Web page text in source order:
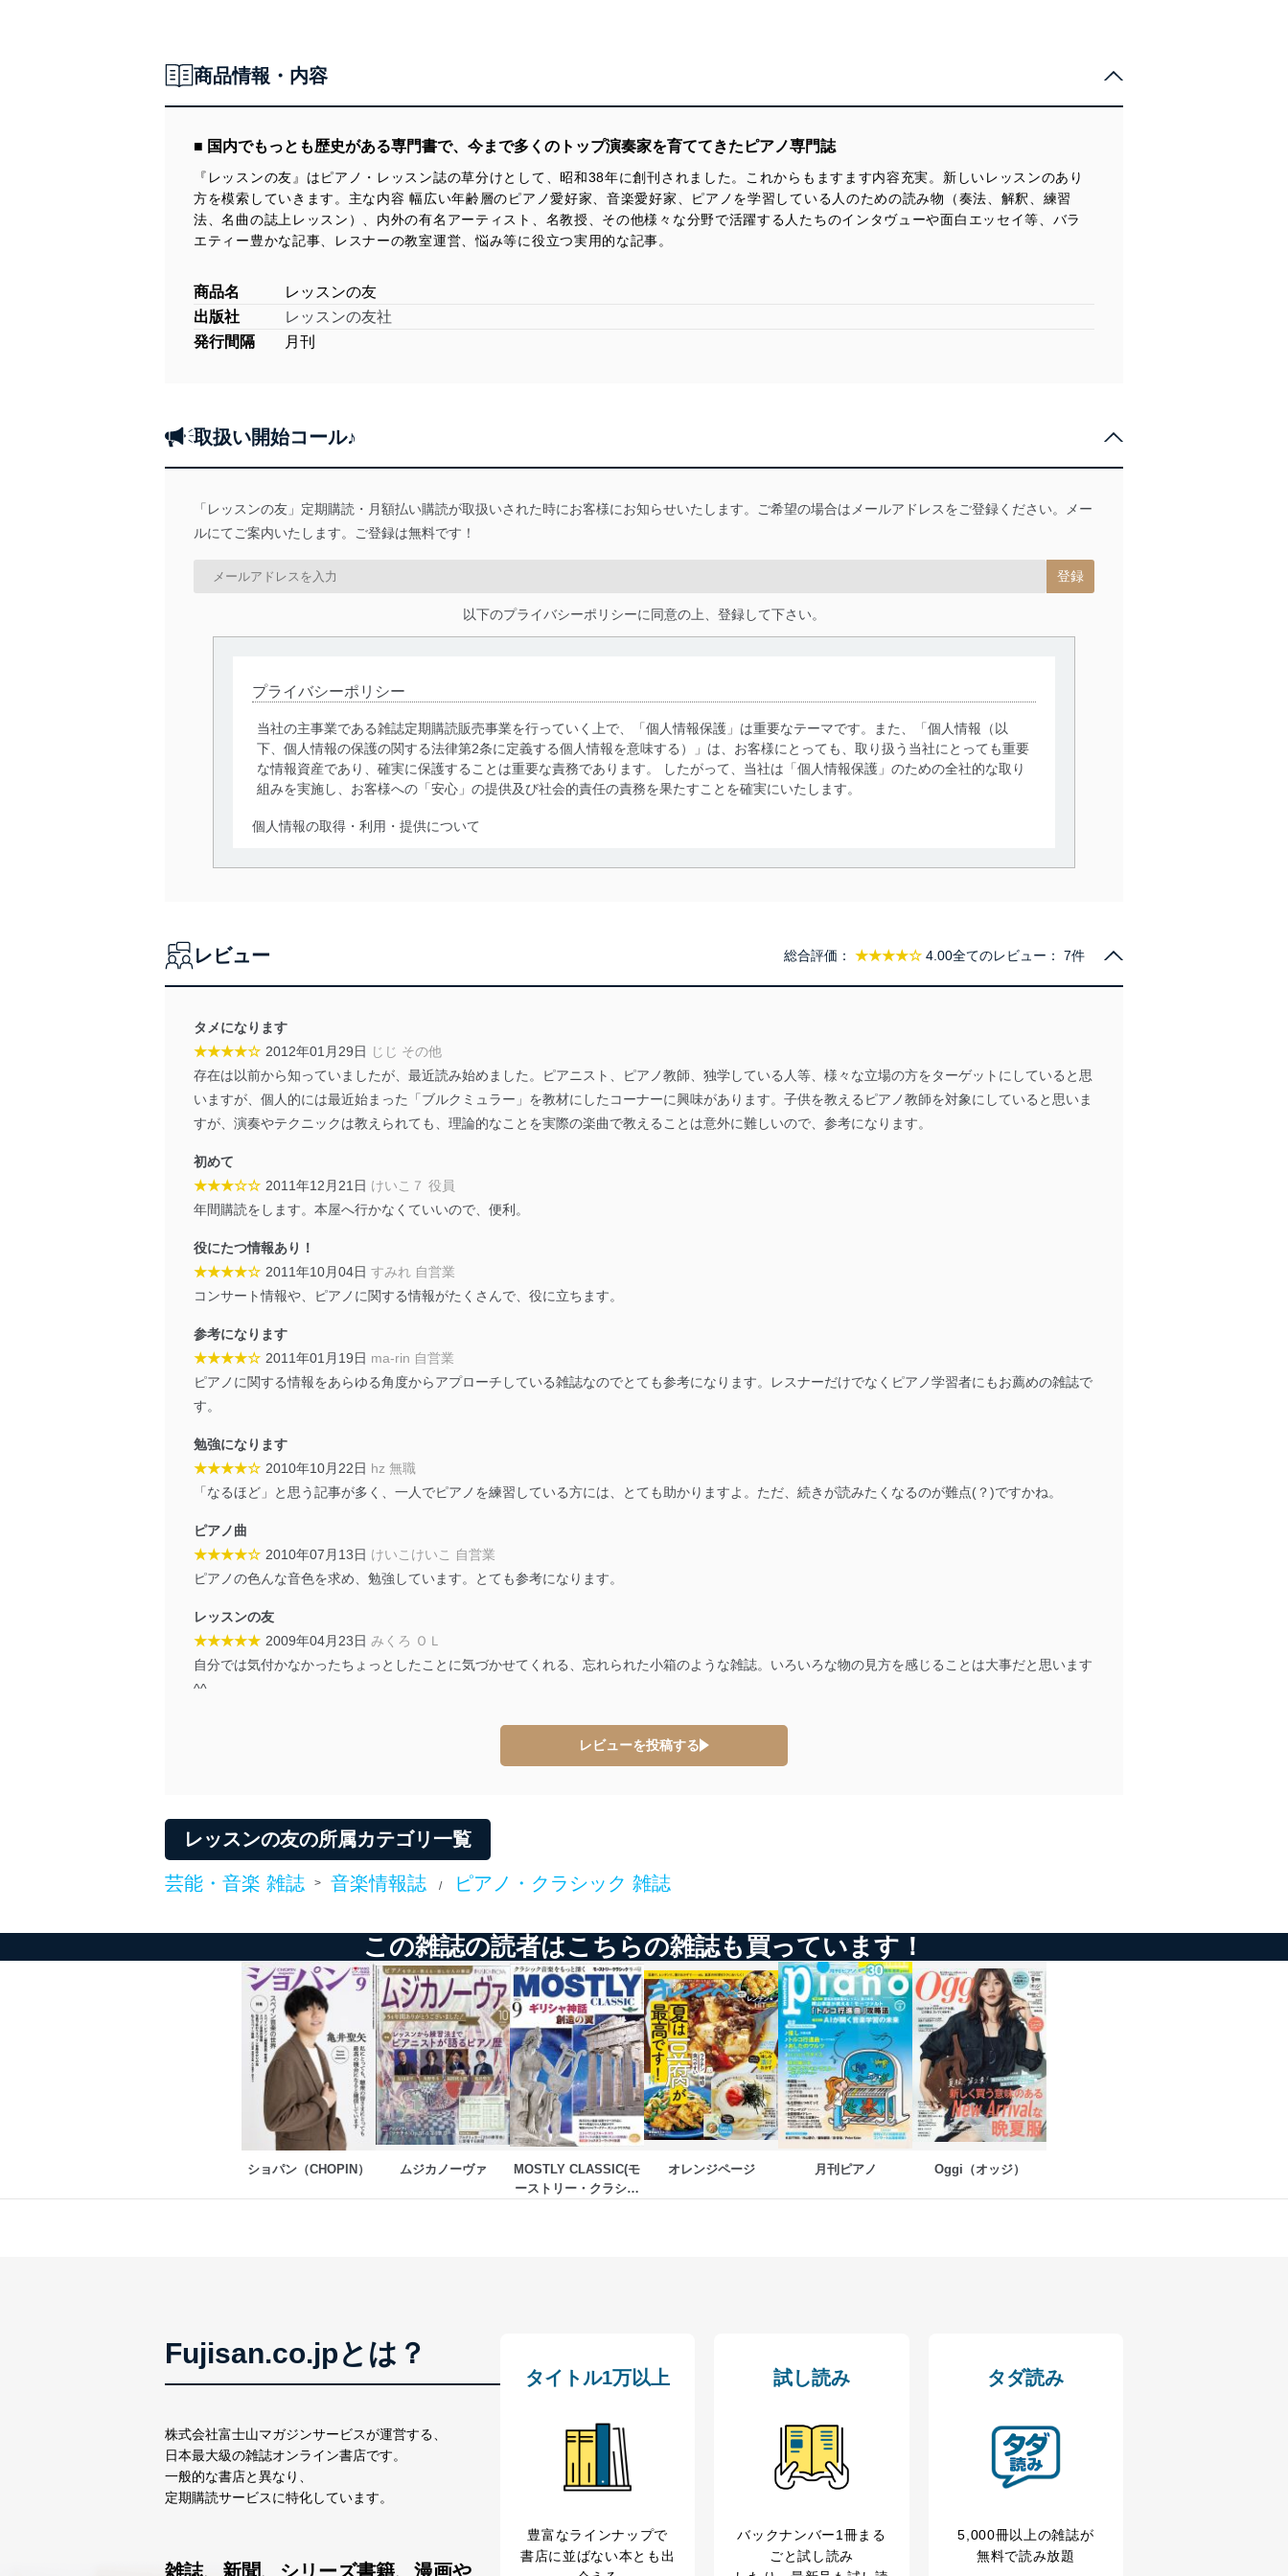
商品情報・内容
■ 国内でもっとも歴史がある専門書で、今まで多くのトップ演奏家を育ててきたピアノ専門誌
『レッスンの友』はピアノ・レッスン誌の草分けとして、昭和38年に創刊されました。これからもますます内容充実。新しいレッスンのあり
方を模索していきます。主な内容 幅広い年齢層のピアノ愛好家、音楽愛好家、ピアノを学習している人のための読み物（奏法、解釈、練習
法、名曲の誌上レッスン）、内外の有名アーティスト、名教授、その他様々な分野で活躍する人たちのインタヴューや面白エッセイ等、バラ
エティー豊かな記事、レスナーの教室運営、悩み等に役立つ実用的な記事。
商品名
レッスンの友
出版社
レッスンの友社
発行間隔
月刊
取扱い開始コール♪
「レッスンの友」定期購読・月額払い購読が取扱いされた時にお客様にお知らせいたします。ご希望の場合はメールアドレスをご登録ください。メー
ルにてご案内いたします。ご登録は無料です！
以下のプライバシーポリシーに同意の上、登録して下さい。
プライバシーポリシー
当社の主事業である雑誌定期購読販売事業を行っていく上で、「個人情報保護」は重要なテーマです。また、「個人情報（以
下、個人情報の保護の関する法律第2条に定義する個人情報を意味する）」は、お客様にとっても、取り扱う当社にとっても重要
な情報資産であり、確実に保護することは重要な責務であります。 したがって、当社は「個人情報保護」のための全社的な取り
組みを実施し、お客様への「安心」の提供及び社会的責任の責務を果たすことを確実にいたします。
個人情報の取得・利用・提供について
当社は、個人情報の取得・利用・提供に際して、その利用目的を明確にし、本人の同意を得たうえで利用目的の達成に必要な範
令及びその他の規範を常に適合させます。
個人情報の安全管理措置
当社は、個人情報の正確性及び安全性を確保するために、下記セキュリティ対策をはじめとする安全対策を実施し、個人情報の
漏えい、滅失またはき損の防止及び是正に努めます。
しています。
機器に標準装備されているユーザー制御機能（ユーザーアカウント制御）により、個人情報データベース等を取り扱う情報
システムを使用する従業者を識別・認証しています。
外部からの不正アクセス等の防止
としています。
個人情報保護マネジメントシステムの継続的改善
当社は、内部監査及びマネジメントレビューの機会を通じて、個人情報保護マネジメントシステムを継続的に改善し、常に最良
苦情及び相談受付け窓口
適切、かつ迅速に対応させていただきます。
株式会社富士山マガジンサービス 個人情報問い合わせ係
個人情報の取扱いについて
１．個人情報保護管理者
東京都渋谷区南平台町16-11
株式会社富士山マガジンサービス
代表取締役会長 西野 伸一郎
個人情報保護管理者: 経営管理グループディレクター 前田 嘉也
２．利用目的
当社が取り扱う開示対象個人情報の利用目的は次のとおりです。
No
個人情報の種類 利用目的
購入商品の配送のため
商品代金回収のため
採用応募者の方の個人情報
採用選考、ご連絡のため
6
パートナー（提携企業）からの委託により当
社の
定期購読サービス等をご利用の方の個人情報
提携企業及びお客様がご購入された商品の発売元企業からのｅメール等による商
サービス、キャンペーン等の広告に関するご案内のため
SNS公式アカウントに登録された方の個人情
当社のサービス利用状況の把握およびその分析のため
その他当社のプライバシーポリシー等にて公表する利用目的達成のため
※上記の利用目的のうちNo.1～5については保有個人データ（開示対象個人情報）の利用目的であり、下記4.の開示等のご請求に
レビュー 総合評価： ★★★★☆ 4.00全てのレビュー： 7件
タメになります
★★★★☆ 2012年01月29日 じじ その他
存在は以前から知っていましたが、最近読み始めました。ピアニスト、ピアノ教師、独学している人等、様々な立場の方をターゲットにしていると思
いますが、個人的には最近始まった「ブルクミュラー」を教材にしたコーナーに興味があります。子供を教えるピアノ教師を対象にしていると思いま
すが、演奏やテクニックは教えられても、理論的なことを実際の楽曲で教えることは意外に難しいので、参考になります。
初めて
★★★☆☆ 2011年12月21日 けいこ７ 役員
年間購読をします。本屋へ行かなくていいので、便利。
役にたつ情報あり！
★★★★☆ 2011年10月04日 すみれ 自営業
コンサート情報や、ピアノに関する情報がたくさんで、役に立ちます。
参考になります
★★★★☆ 2011年01月19日 ma-rin 自営業
ピアノに関する情報をあらゆる角度からアプローチしている雑誌なのでとても参考になります。レスナーだけでなくピアノ学習者にもお薦めの雑誌で
す。
勉強になります
★★★★☆ 2010年10月22日 hz 無職
「なるほど」と思う記事が多く、一人でピアノを練習している方には、とても助かりますよ。ただ、続きが読みたくなるのが難点(？)ですかね。
ピアノ曲
★★★★☆ 2010年07月13日 けいこけいこ 自営業
ピアノの色んな音色を求め、勉強しています。とても参考になります。
レッスンの友
★★★★★ 2009年04月23日 みくろ ＯＬ
自分では気付かなかったちょっとしたことに気づかせてくれる、忘れられた小箱のような雑誌。いろいろな物の見方を感じることは大事だと思います
^^
レビューを投稿する
レッスンの友の所属カテゴリ一覧
芸能・音楽 雑誌 > 音楽情報誌 / ピアノ・クラシック 雑誌
この雑誌の読者はこちらの雑誌も買っています！
ショパン（CHOPIN） ムジカノーヴァ
MOSTLY CLASSIC(モ
ーストリー・クラシッ
オレンジページ 月刊ピアノ Oggi（オッジ）
Fujisan.co.jpとは？
株式会社富士山マガジンサービスが運営する、
日本最大級の雑誌オンライン書店です。
一般的な書店と異なり、
定期購読サービスに特化しています。
雑誌、新聞、シリーズ書籍、漫画や
タイトル1万以上
豊富なラインナップで
書店に並ばない本とも出
試し読み
バックナンバー1冊まる
ごと試し読み
タダ読み
5,000冊以上の雑誌が
無料で読み放題